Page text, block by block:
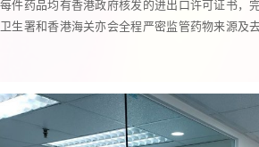
每件药品均有香港政府核发的进出口许可证书，
卫生署和香港海关亦会全程严密监管药物来源及去